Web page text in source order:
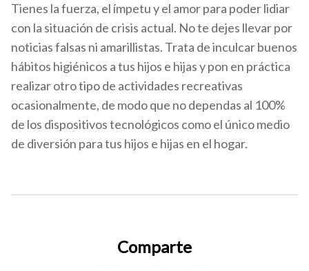
Tienes la fuerza, el ímpetu y el amor para poder lidiar
con la situación de crisis actual. No te dejes llevar por
noticias falsas ni amarillistas. Trata de inculcar buenos
hábitos higiénicos a tus hijos e hijas y pon en práctica
realizar otro tipo de actividades recreativas
ocasionalmente, de modo que no dependas al 100%
de los dispositivos tecnológicos como el único medio
de diversión para tus hijos e hijas en el hogar.
Comparte